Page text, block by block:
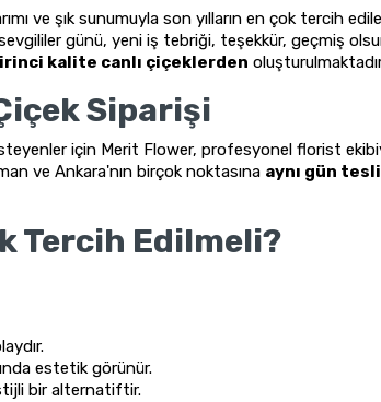
ve şık sunumuyla son yılların en çok tercih
günü, yeni iş tebriği, teşekkür, geçmiş
kalite canlı çiçeklerden
Siparişi
için Merit Flower, profesyonel florist
ve Ankara'nın birçok noktasına aynı gün
Tercih Edilmeli?
estetik görünür.
bir alternatiftir.